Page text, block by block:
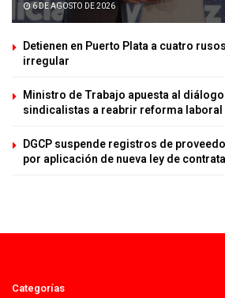
6 DE AGOSTO DE 2026
Detienen en Puerto Plata a cuatro
irregular
Ministro de Trabajo apuesta al
sindicalistas a reabrir reforma laboral
DGCP suspende registros de
por aplicación de nueva ley de
Categorías